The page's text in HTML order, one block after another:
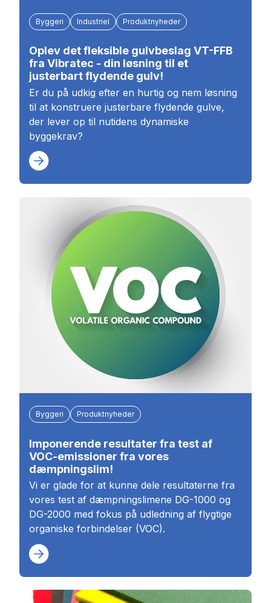
Byggeri Industriel Produktnyheder
Oplev det fleksible gulvbeslag VT-FFB
fra Vibratec - din løsning til et
justerbart flydende gulv!
Er du på udkig efter en hurtig og nem løsning
til at konstruere justerbare flydende gulve,
der lever op til nutidens dynamiske
byggekrav?
Byggeri Produktnyheder
Imponerende resultater fra test af
VOC-emissioner fra vores
dæmpningslim!
Vi er glade for at kunne dele resultaterne fra
vores test af dæmpningslimene DG-1000 og
DG-2000 med fokus på udledning af flygtige
organiske forbindelser (VOC).